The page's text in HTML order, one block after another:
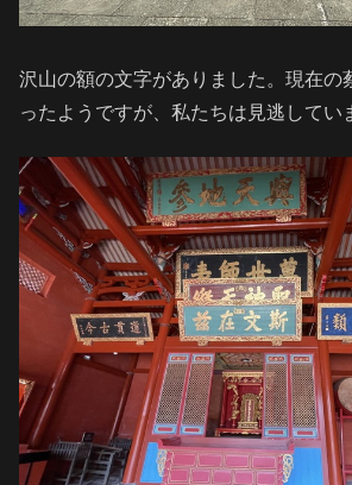
沢山の額の文字がありました。現在の
ったようですが、私たちは見逃してい